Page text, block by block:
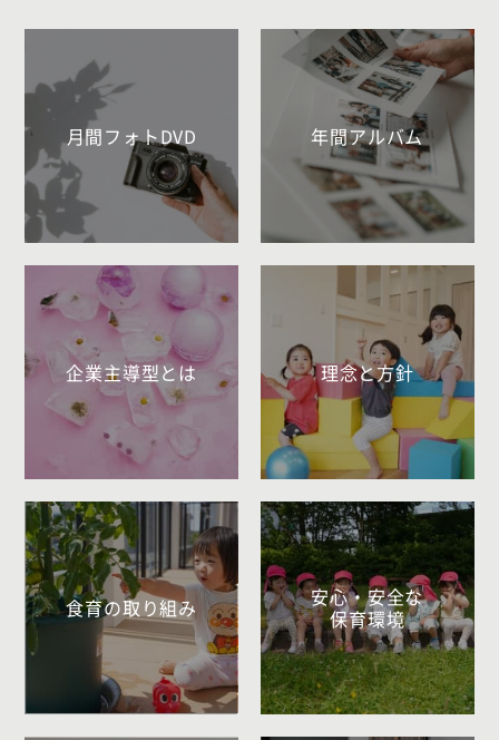
月間フォトDVD 年間アルバム
企業主導型とは 理念と方針
食育の取り組み
安心・安全な
保育環境